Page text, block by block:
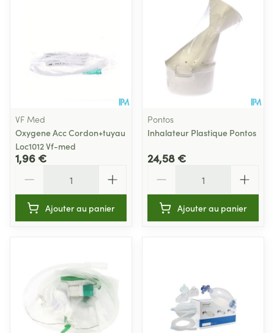
VF Med
Oxygene Acc Cordon+tuyau
Loc1012 Vf-med
1,96 €
Ajouter au panier
Pontos
Inhalateur Plastique Pontos
24,58 €
Ajouter au panier